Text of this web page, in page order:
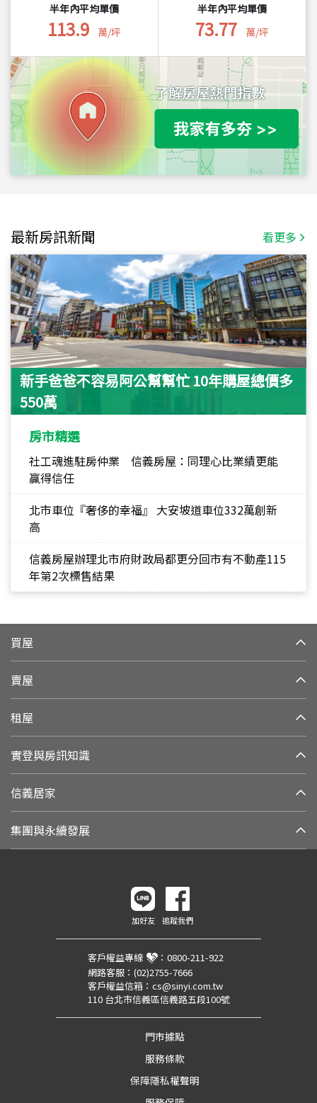
半年內平均單價
113.9 萬/坪
半年內平均單價
73.77 萬/坪
最新房訊新聞 看更多
新手爸爸不容易阿公幫幫忙 10年購屋總價多
550萬
房市精選
社工魂進駐房仲業 信義房屋：同理心比業績更能
贏得信任
北市車位『奢侈的幸福』 大安坡道車位332萬創新
高
信義房屋辦理北市府財政局都更分回市有不動產115
年第2次標售結果
買屋
賣屋
租屋
實登與房訊知識
信義居家
集團與永續發展
加好友 追蹤我們
客戶權益專線 ： 0800-211-922
網路客服： (02)2755-7666
客戶權益信箱： cs@sinyi.com.tw
110 台北市信義區信義路五段100號
門市據點
服務條款
保障隱私權聲明